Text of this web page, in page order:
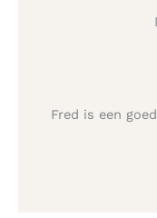
Fred is een